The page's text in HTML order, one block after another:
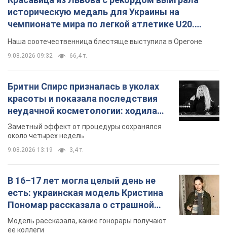
историческую медаль для Украины на
чемпионате мира по легкой атлетике U20.
Видео
Наша соотечественница блестяще выступила в Орегоне
9.08.2026 09:32 66,4 т.
Бритни Спирс призналась в уколах
красоты и показала последствия
неудачной косметологии: ходила
так почти месяц
Заметный эффект от процедуры сохранялся
около четырех недель
9.08.2026 13:19 3,4 т.
В 16–17 лет могла целый день не
есть: украинская модель Кристина
Пономар рассказала о страшной
стороне модельной карьеры
Модель рассказала, какие гонорары получают
ее коллеги